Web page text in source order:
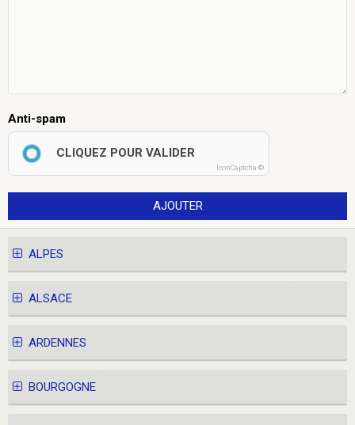
Anti-spam
CLIQUEZ POUR VALIDER
IconCaptcha ©
AJOUTER
ALPES
ALSACE
ARDENNES
BOURGOGNE